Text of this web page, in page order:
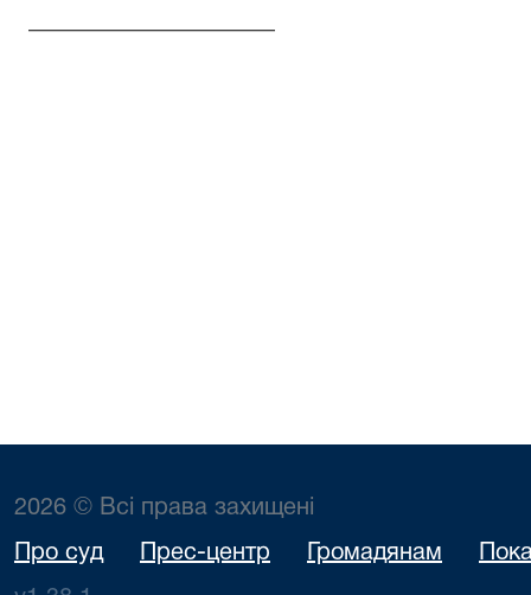
2026 © Всі права захищені
Про суд Прес-центр Громадянам